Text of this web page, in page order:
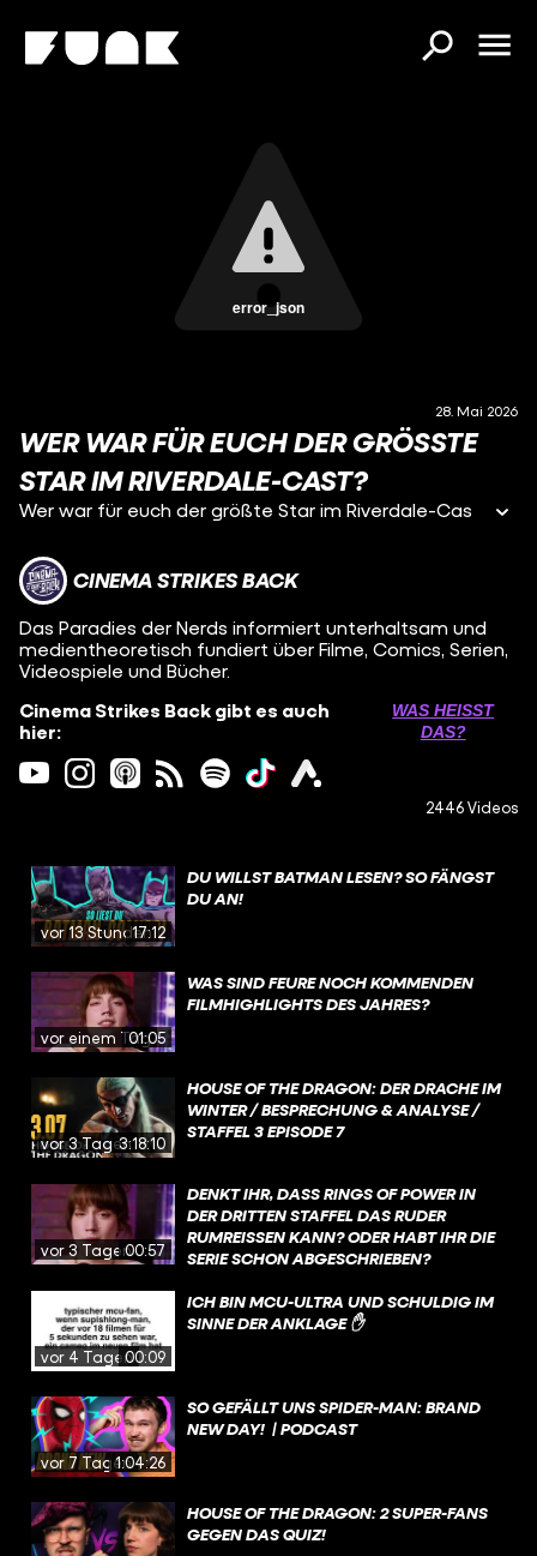
error_json
28. Mai 2026
WER WAR FÜR EUCH DER GRÖSSTE S
TAR IM RIVERDALE-CAST?
Wer war für euch der größte Star im Riverdale-Cas
CINEMA STRIKES BACK
Das Paradies der Nerds informiert unterhaltsam und
medientheoretisch fundiert über Filme, Comics, Serien,
Videospiele und Bücher.
Cinema Strikes Back gibt es auch
hier:
WAS HEISST D
AS?
2446 Videos
vor 13 Stunden
17:12
DU WILLST BATMAN LESEN? SO FÄNGST
DU AN!
vor einem Tag
01:05
WAS SIND FEURE NOCH KOMMENDEN
FILMHIGHLIGHTS DES JAHRES?
vor 3 Tagen3:18:10
HOUSE OF THE DRAGON: DER DRACHE IM
WINTER / BESPRECHUNG & ANALYSE /
STAFFEL 3 EPISODE 7
vor 3 Tagen00:57
DENKT IHR, DASS RINGS OF POWER IN
DER DRITTEN STAFFEL DAS RUDER
RUMREISSEN KANN? ODER HABT IHR DIE
SERIE SCHON ABGESCHRIEBEN?
vor 4 Tagen00:09
ICH BIN MCU-ULTRA UND SCHULDIG IM
SINNE DER ANKLAGE ✋
vor 7 Tagen1:04:26
SO GEFÄLLT UNS SPIDER-MAN: BRAND
NEW DAY! | PODCAST
HOUSE OF THE DRAGON: 2 SUPER-FANS
GEGEN DAS QUIZ!